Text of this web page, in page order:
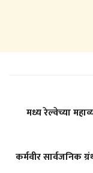
मध्य रेल्वेच्या
कर्मवीर सार्वजनिक